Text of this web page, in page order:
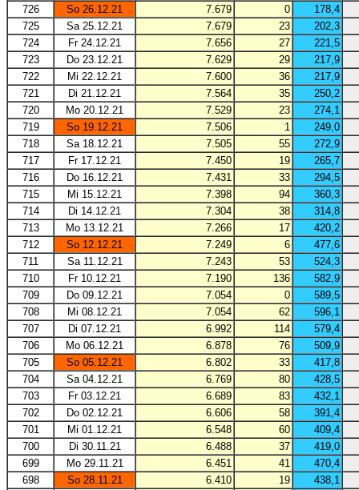
726
So 26.12.21 7.679 0
178,4
725
Sa 25.12.21 7.679 23
202,3
724
Fr 24.12.21 7.656 27
221,5
723
Do 23.12.21 7.629 29
217,9
722
Mi 22.12.21 7.600 36
217,9
721
Di 21.12.21 7.564 35
250,2
720
Mo 20.12.21 7.529 23
274,1
719
So 19.12.21 7.506 1
249,0
718
Sa 18.12.21 7.505 55
272,9
717
Fr 17.12.21 7.450 19
265,7
716
Do 16.12.21 7.431 33
294,5
715
Mi 15.12.21 7.398 94
360,3
714
Di 14.12.21 7.304 38
314,8
713
Mo 13.12.21 7.266 17
420,2
712
So 12.12.21 7.249 6
477,6
711
Sa 11.12.21 7.243 53
524,3
710
Fr 10.12.21 7.190 136
582,9
709
Do 09.12.21 7.054 0
589,5
708
Mi 08.12.21 7.054 62
596,1
707
Di 07.12.21 6.992 114
579,4
706
Mo 06.12.21 6.878 76
509,9
705
So 05.12.21 6.802 33
417,8
704
Sa 04.12.21 6.769 80
428,5
703
Fr 03.12.21 6.689 83
432,1
702
Do 02.12.21 6.606 58
391,4
701
Mi 01.12.21 6.548 60
409,4
700
Di 30.11.21 6.488 37
419,0
699
Mo 29.11.21 6.451 41
470,4
698
So 28.11.21 6.410 19
438,1